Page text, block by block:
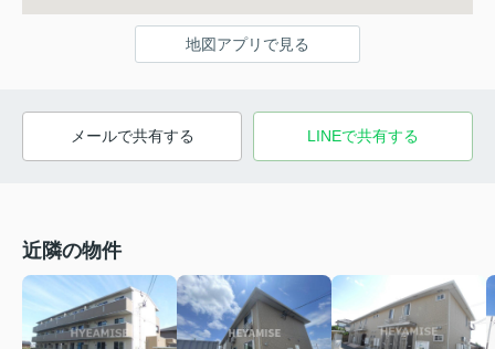
地図アプリで見る
メールで共有する LINEで共有する
近隣の物件